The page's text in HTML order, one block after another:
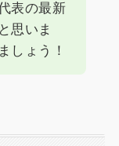
表の最新
思いま
しょう！